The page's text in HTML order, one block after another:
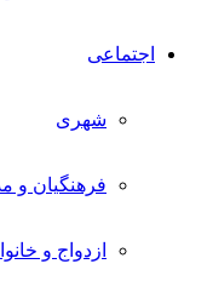
اجتماعی
شهری
فرهنگیان و
ازدواج و